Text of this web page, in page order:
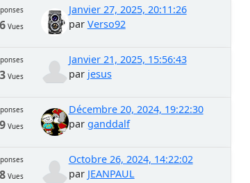
Vues
Janvier 27, 2025, 20:11:26
par Verso92
Vues
Janvier 21, 2025, 15:56:43
par jesus
Vues
Décembre 20, 2024, 19:22:30
par ganddalf
Vues
Octobre 26, 2024, 14:22:02
par JEANPAUL